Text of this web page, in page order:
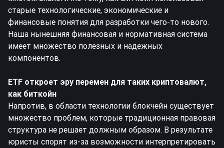
старые технологические, экономические и
финансовые понятия для разработки чего-то нового.
Наша нынешняя финансовая и нормативная система
имеет множество полезных и надежных
компонентов.
ETF откроет эру перемен для таких криптовалют,
как биткойн
Напротив, в области технологии блокчейн существует
множество проблем, которые традиционная правовая
структура не решает должным образом. В результате
юристы спорят из-за возможности интерпретировать